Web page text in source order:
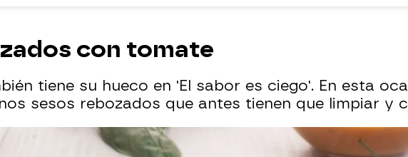
con tomate
tiene su hueco en 'El sabor es ciego'. En esta
sesos rebozados que antes tienen que limpiar y